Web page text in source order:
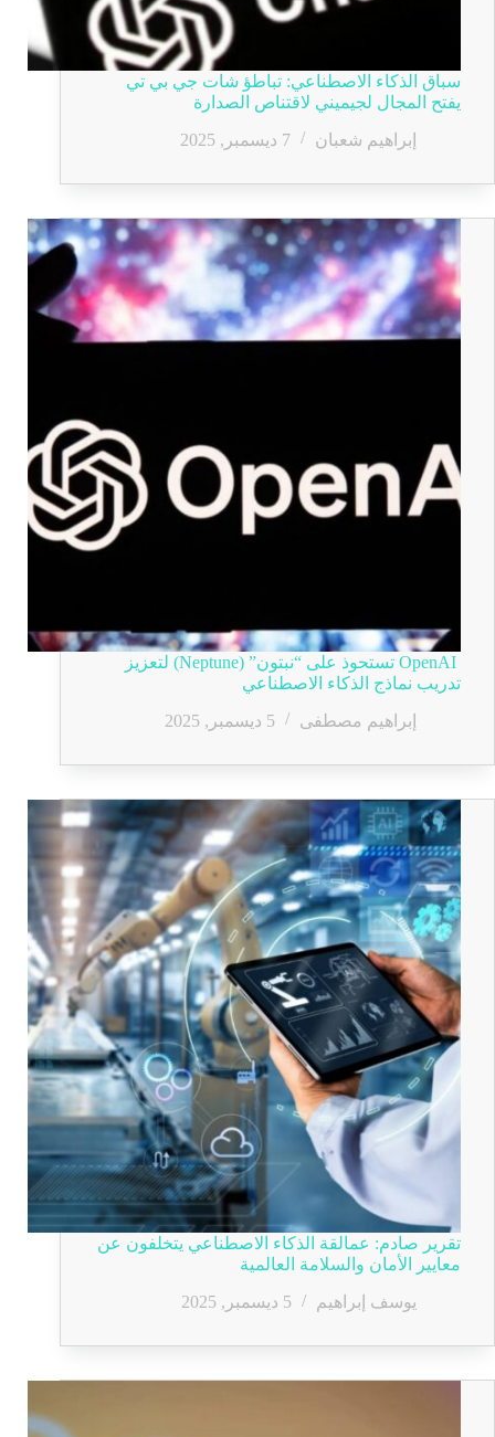
سباق الذكاء الاصطناعي: تباطؤ شات جي بي تي
يفتح المجال لجيميني لاقتناص الصدارة
إبراهيم شعبان
7 ديسمبر, 2025
OpenAI تستحوذ على “نبتون” (Neptune) لتعزيز
تدريب نماذج الذكاء الاصطناعي
إبراهيم مصطفى
5 ديسمبر, 2025
تقرير صادم: عمالقة الذكاء الاصطناعي يتخلفون عن
معايير الأمان والسلامة العالمية
يوسف إبراهيم
5 ديسمبر, 2025